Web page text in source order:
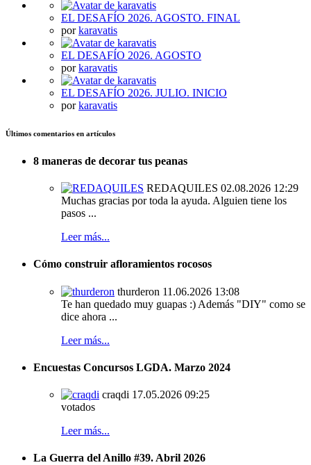
EL DESAFÍO 2026. AGOSTO. FINAL
porkaravatis
EL DESAFÍO 2026. AGOSTO
porkaravatis
EL DESAFÍO 2026. JULIO. INICIO
porkaravatis
Últimos comentarios en artículos
8 maneras de decorar tus peanas
REDAQUILES 02.08.2026 12:29
Muchas gracias por toda la ayuda. Alguien tiene los
pasos ...
Leer más...
Cómo construir afloramientos rocosos
thurderon 11.06.2026 13:08
Te han quedado muy guapas :) Además "DIY" como se
dice ahora ...
Leer más...
Encuestas Concursos LGDA. Marzo 2024
craqdi 17.05.2026 09:25
votados
Leer más...
La Guerra del Anillo #39. Abril 2026